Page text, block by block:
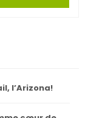
l’Arizona!